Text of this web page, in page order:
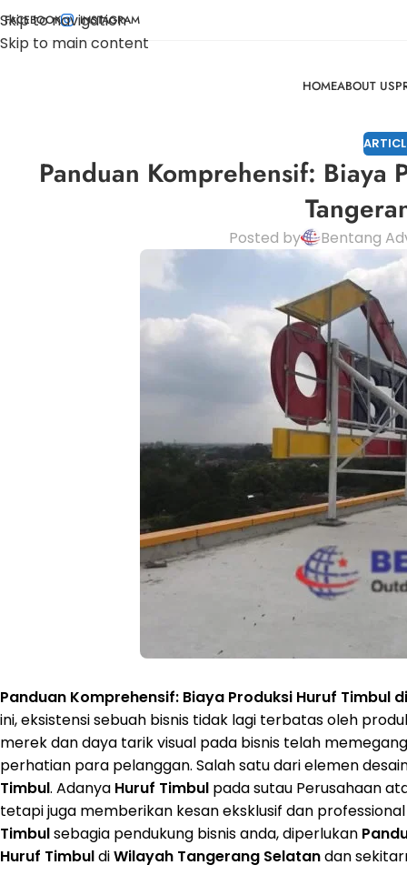
Skip to navigation
Skip to main content
FACEBOOK INSTAGRAM
HOMEABOUT US
Panduan Komprehensif:
Posted by Bentang
Panduan Komprehensif: Biaya Produksi Huruf Timbul
ini, eksistensi sebuah bisnis tidak lagi terbatas oleh
merek dan daya tarik visual pada bisnis telah
perhatian para pelanggan. Salah satu dari elemen
Timbul. Adanya Huruf Timbul pada sutau Perusahaan
tetapi juga memberikan kesan eksklusif dan
Timbulsebagia pendukung bisnis anda, diperlukan
Huruf TimbuldiWilayah Tangerang Selatandan